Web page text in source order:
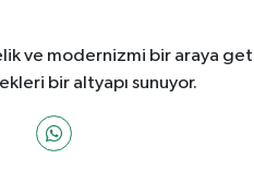
ve modernizmi bir araya
bir altyapı sunuyor.